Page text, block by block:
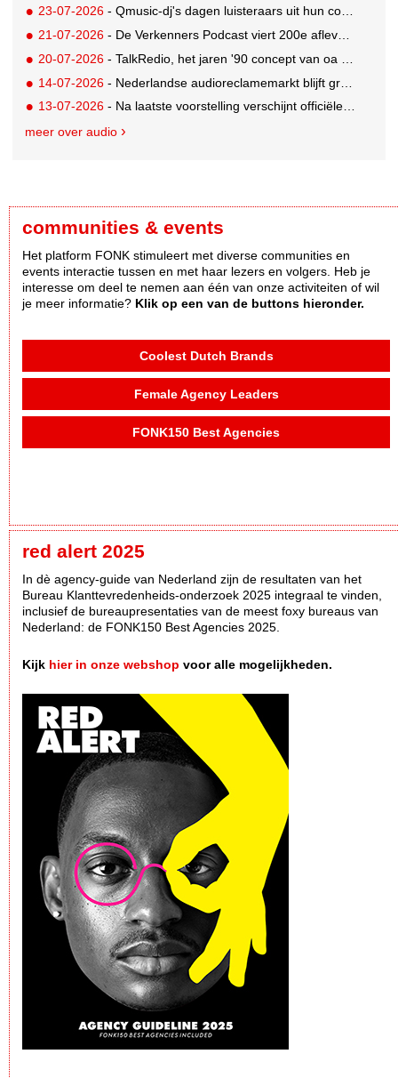
23-07-2026 - Qmusic-dj's dagen luisteraars uit hun controle over eigen agenda volledig weg te geven
21-07-2026 - De Verkenners Podcast viert 200e aflevering als podium voor het agencylandschap
20-07-2026 - TalkRedio, het jaren '90 concept van oa Theo van Gogh, Jan Lenferink en Beau van Erven Dorens, herleeft in eigentijds format
14-07-2026 - Nederlandse audioreclamemarkt blijft groeien, retail nog altijd grootste branche
13-07-2026 - Na laatste voorstelling verschijnt officiële podcast over Soldaat van Oranje - De Musical
meer over audio
communities & events
Het platform FONK stimuleert met diverse communities en
events interactie tussen en met haar lezers en volgers. Heb je
interesse om deel te nemen aan één van onze activiteiten of wil
je meer informatie? Klik op een van de buttons hieronder.
Coolest Dutch Brands
Female Agency Leaders
FONK150 Best Agencies
red alert 2025
In dè agency-guide van Nederland zijn de resultaten van het
Bureau Klanttevredenheids-onderzoek 2025 integraal te vinden,
inclusief de bureaupresentaties van de meest foxy bureaus van
Nederland: de FONK150 Best Agencies 2025.
Kijk hier in onze webshop voor alle mogelijkheden.